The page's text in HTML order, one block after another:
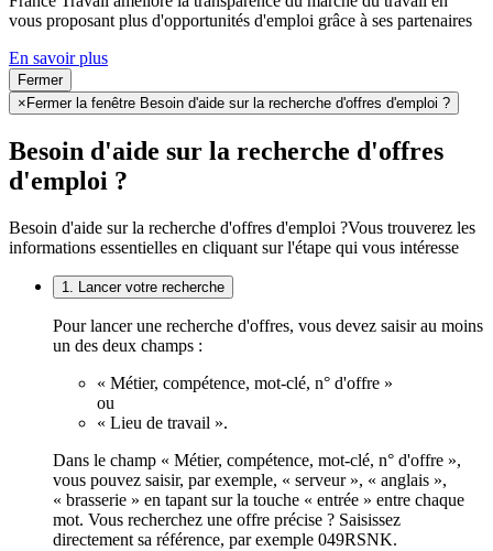
vous proposant plus d'opportunités d'emploi grâce à ses partenaires
En savoir plus
Fermer
× Fermer la fenêtre Besoin d'aide sur la recherche d'offres d'emploi ?
Besoin d'aide sur la recherche d'offres
d'emploi ?
Besoin d'aide sur la recherche d'offres d'emploi ?Vous trouverez les
informations essentielles en cliquant sur l'étape qui vous intéresse
1. Lancer votre recherche
Pour lancer une recherche d'offres, vous devez saisir au moins
un des deux champs :
« Métier, compétence, mot-clé, n° d'offre »
ou
« Lieu de travail ».
Dans le champ « Métier, compétence, mot-clé, n° d'offre »,
vous pouvez saisir, par exemple, « serveur », « anglais »,
« brasserie » en tapant sur la touche « entrée » entre chaque
mot. Vous recherchez une offre précise ? Saisissez
directement sa référence, par exemple 049RSNK.